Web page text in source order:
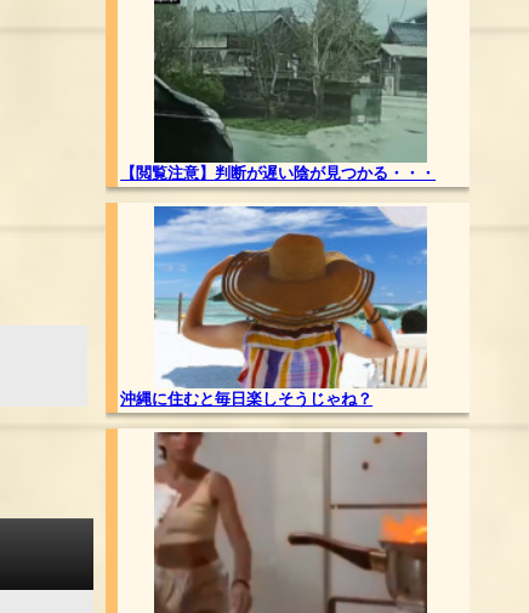
【閲覧注意】判断が遅い陰が見つかる・・・
沖縄に住むと毎日楽しそうじゃね？